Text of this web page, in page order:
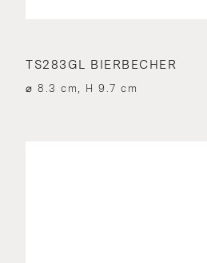
TS283GL BIERBECHER
⌀ 8.3 cm, H 9.7 cm